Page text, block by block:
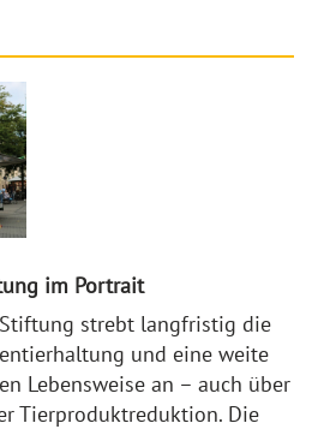
im Portrait
strebt langfristig die
und eine weite
Lebensweise an – auch über
Tierproduktreduktion. Die